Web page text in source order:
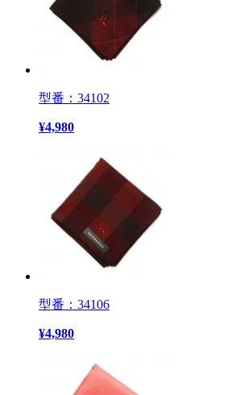
型番：34102
¥4,980
型番：34106
¥4,980